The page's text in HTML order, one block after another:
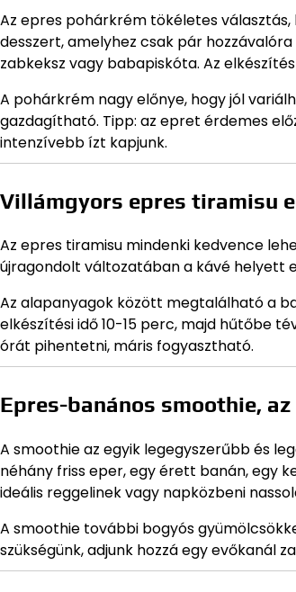
Az epres pohárkrém tökéletes
desszert, amelyhez csak pár
zabkeksz vagy babapiskóta. Az
A pohárkrém nagy előnye, hogy jól
gazdagítható. Tipp: az epret érdemes
intenzívebb ízt kapjunk.
Villámgyors epres tiramisu
Az epres tiramisu mindenki kedvence
újragondolt változatában a kávé helyett
Az alapanyagok között megtalálható a
elkészítési idő 10-15 perc, majd hűtőbe
órát pihentetni, máris fogyasztható.
Epres-banános smoothie,
A smoothie az egyik legegyszerűbb és
néhány friss eper, egy érett banán, egy
ideális reggelinek vagy napközbeni
A smoothie további bogyós
szükségünk, adjunk hozzá egy evőkanál